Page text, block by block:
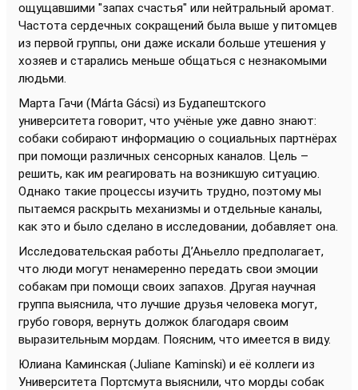
ощущавшими "запах счастья" или нейтральный аромат.
Частота сердечных сокращений была выше у питомцев
из первой группы, они даже искали больше утешения у
хозяев и старались меньше общаться с незнакомыми
людьми.
Марта Гачи (Márta Gácsi) из Будапештского
университета говорит, что учёные уже давно знают:
собаки собирают информацию о социальных партнёрах
при помощи различных сенсорных каналов. Цель –
решить, как им реагировать на возникшую ситуацию.
Однако такие процессы изучить трудно, поэтому мы
пытаемся раскрыть механизмы и отдельные каналы,
как это и было сделано в исследовании, добавляет она.
Исследовательская работы Д’Аньелло предполагает,
что люди могут ненамеренно передать свои эмоции
собакам при помощи своих запахов. Другая научная
группа выяснила, что лучшие друзья человека могут,
грубо говоря, вернуть должок благодаря своим
выразительным мордам. Поясним, что имеется в виду.
Юлиана Каминская (Juliane Kaminski) и её коллеги из
Университета Портсмута выяснили, что морды собак